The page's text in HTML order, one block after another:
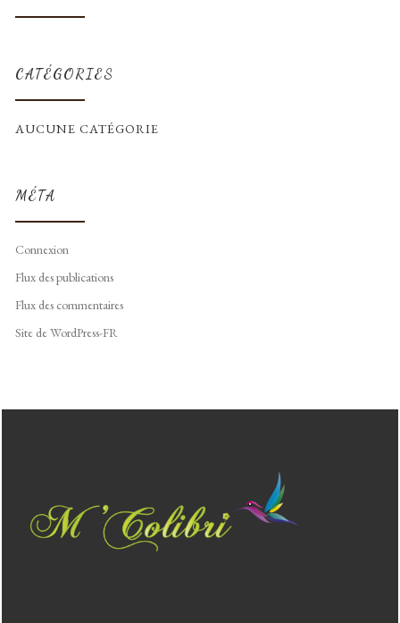
CATÉGORIES
AUCUNE CATÉGORIE
MÉTA
Connexion
Flux des publications
Flux des commentaires
Site de WordPress-FR